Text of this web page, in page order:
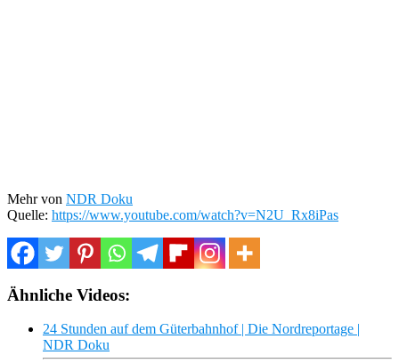
Mehr von NDR Doku
Quelle: https://www.youtube.com/watch?v=N2U_Rx8iPas
Ähnliche Videos:
24 Stunden auf dem Güterbahnhof | Die Nordreportage |
NDR Doku